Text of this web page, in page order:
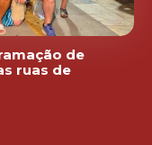
de
ruas de